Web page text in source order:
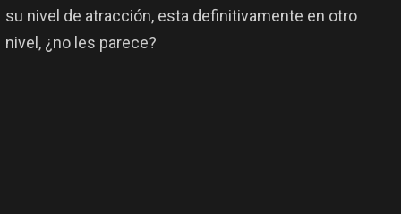
su nivel de atracción, esta definitivamente en otro
nivel, ¿no les parece?